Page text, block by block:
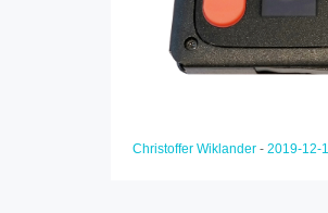
Christoffer Wiklander - 2019-12-